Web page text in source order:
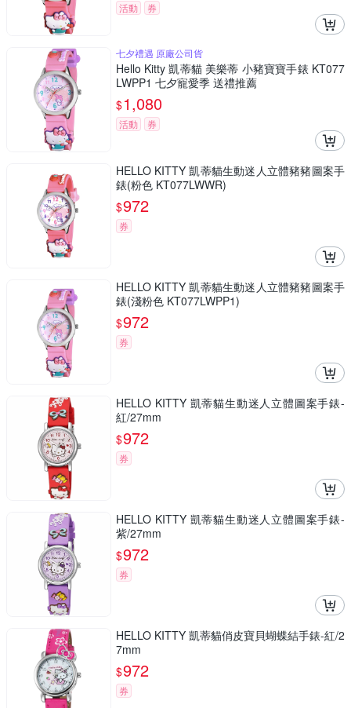
活動 券
七夕禮遇 原廠公司貨
Hello Kitty 凱蒂貓 美樂蒂 小豬寶寶手錶 KT077
LWPP1 七夕寵愛季 送禮推薦
$1,080
活動 券
HELLO KITTY 凱蒂貓生動迷人立體豬豬圖案手
錶(粉色 KT077LWWR)
$972
券
HELLO KITTY 凱蒂貓生動迷人立體豬豬圖案手
錶(淺粉色 KT077LWPP1)
$972
券
HELLO KITTY 凱蒂貓生動迷人立體圖案手錶-
紅/27mm
$972
券
HELLO KITTY 凱蒂貓生動迷人立體圖案手錶-
紫/27mm
$972
券
HELLO KITTY 凱蒂貓俏皮寶貝蝴蝶結手錶-紅/2
7mm
$972
券